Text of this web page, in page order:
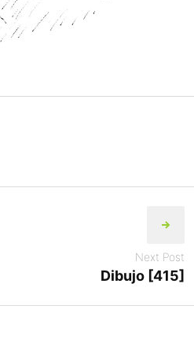
Next Post
Dibujo [415]